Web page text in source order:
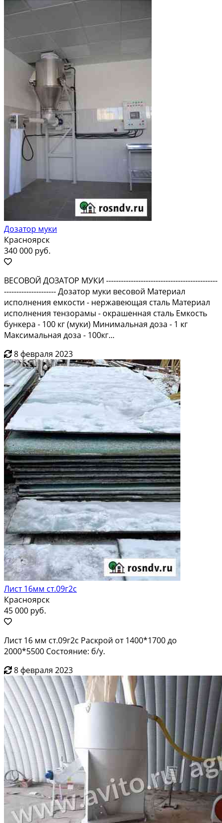
Дозатор муки
Красноярск
340 000 руб.
ВЕСОВОЙ ДОЗАТОР МУКИ ---------------------------------------------
--------------------- Дозатор муки весовой Материал
исполнения емкости - нержавеющая сталь Материал
исполнения тензорамы - окрашенная сталь Емкость
бункера - 100 кг (муки) Минимальная доза - 1 кг
Максимальная доза - 100кг...
8 февраля 2023
Лист 16мм ст.09г2с
Красноярск
45 000 руб.
Лист 16 мм ст.09г2с Раскрой от 1400*1700 до
2000*5500 Состояние: б/у.
8 февраля 2023